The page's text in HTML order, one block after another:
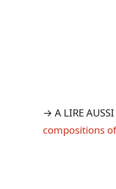
→ A LIRE AUSSI
compositions